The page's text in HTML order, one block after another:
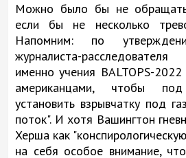
Можно было бы не
если бы не несколько
Напомним: по
журналиста-
именно учения BALTOPS-
американцами, чтобы
установить взрывчатку под
поток". И хотя Вашингтон
Херша как
на себя особое внимание,